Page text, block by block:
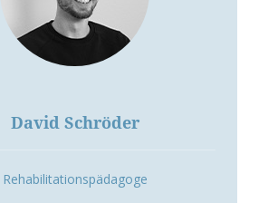
David Schröder
Rehabilitationspädagoge